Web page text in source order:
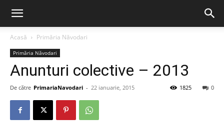
Acasă Primăria Năvodari
Primăria Năvodari
Anunturi colective – 2013
De către PrimariaNavodari - 22 ianuarie, 2015 0
1825